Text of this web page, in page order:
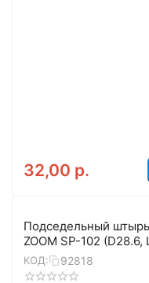
32,00 р.
Подседельный штырь
ZOOM SP-102 (D28.6,
400, чёрный)
КОД: 92818